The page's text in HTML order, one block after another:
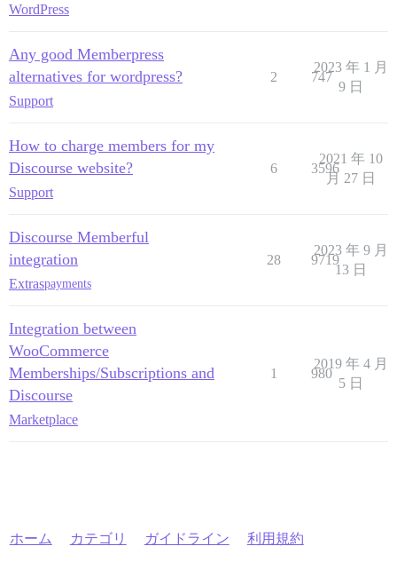
WordPress
Any good Memberpress
alternatives for wordpress?
Support
2 747
2023 年 1 月
9 日
How to charge members for my
Discourse website?
Support
6 3596
2021 年 10
月 27 日
Discourse Memberful
integration
Extraspayments
28 9719
2023 年 9 月
13 日
Integration between
WooCommerce
Memberships/Subscriptions and
Discourse
Marketplace
1 980
2019 年 4 月
5 日
ホーム カテゴリ ガイドライン 利用規約